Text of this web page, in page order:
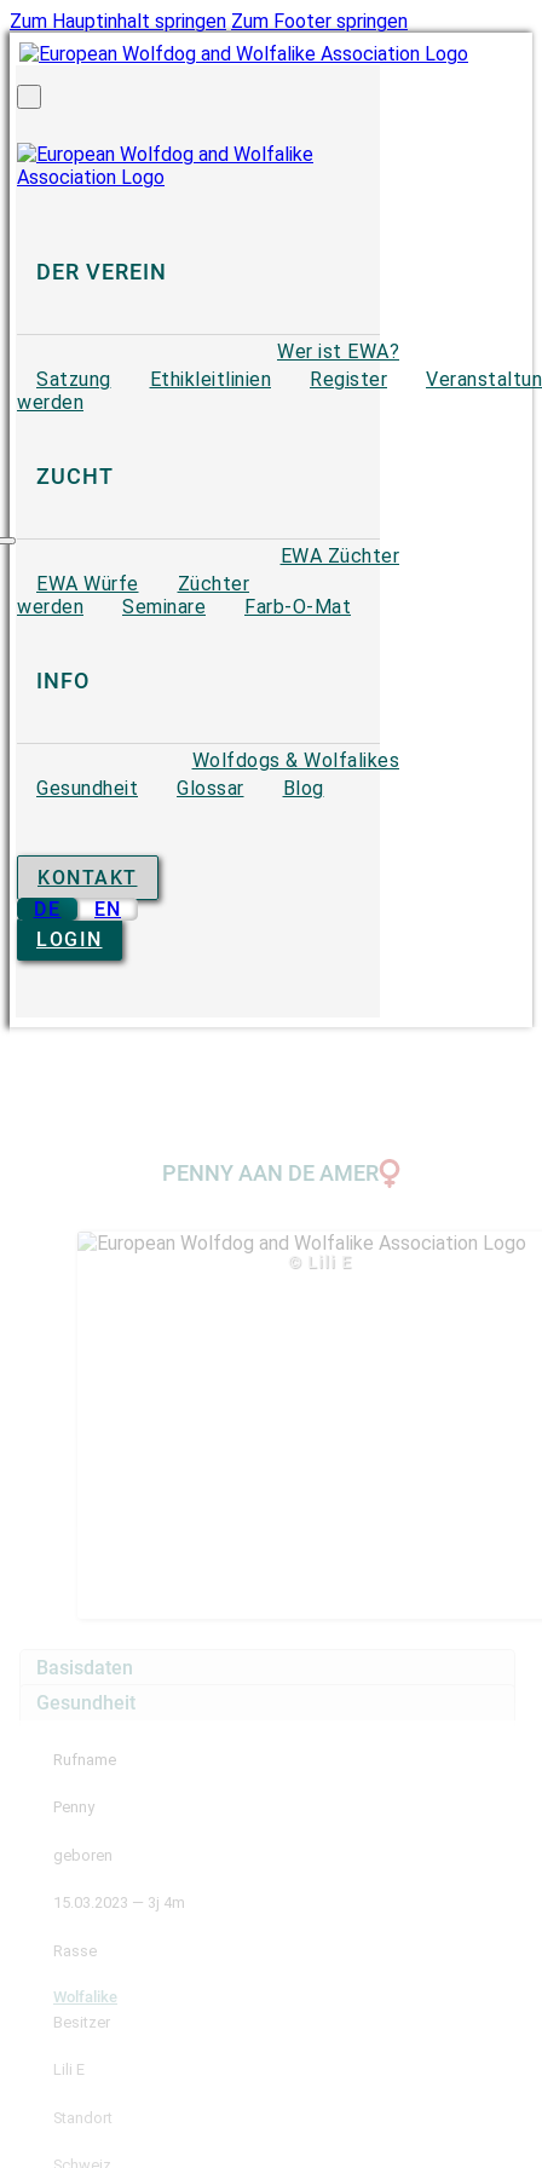
Zum Hauptinhalt springen Zum Footer springen
DER VEREIN
Wer ist EWA?
Satzung
Ethikleitlinien Register
werden
ZUCHT
EWA Züchter
EWA Würfe
Züchter
werden
Seminare Farb-O-Mat
INFO
Wolfdogs & Wolfalikes
Gesundheit
Glossar Blog
KONTAKT
DE
EN
LOGIN
PENNY AAN DE AMER
© Lili E
Basisdaten
Gesundheit
Rufname
Penny
geboren
15.03.2023 — 3j 4m
Rasse
Wolfalike
Besitzer
Lili E
Standort